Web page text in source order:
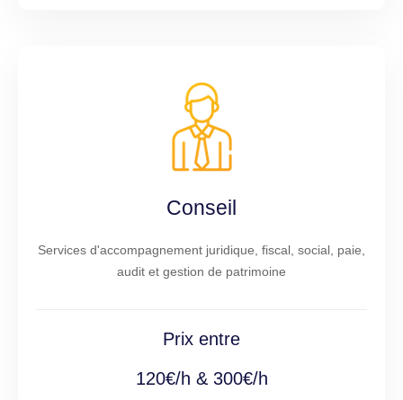
Conseil
Services d'accompagnement juridique, fiscal, social, paie,
audit et gestion de patrimoine
Prix entre
120€/h & 300€/h